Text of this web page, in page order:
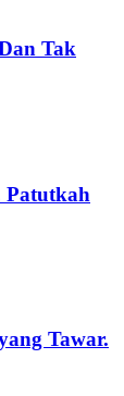
Tak
Patutkah
Tawar.